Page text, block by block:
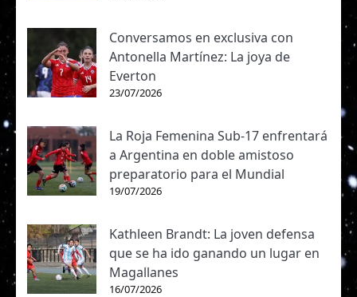
Conversamos en exclusiva con
Antonella Martínez: La joya de
Everton
23/07/2026
La Roja Femenina Sub-17 enfrentará
a Argentina en doble amistoso
preparatorio para el Mundial
19/07/2026
Kathleen Brandt: La joven defensa
que se ha ido ganando un lugar en
Magallanes
16/07/2026